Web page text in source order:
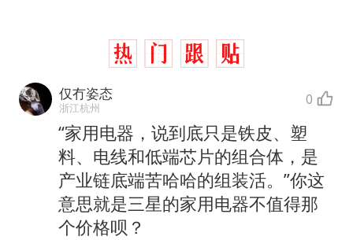
仅冇姿态
浙江杭州 0
“家用电器，说到底只是铁皮、塑
料、电线和低端芯片的组合体，是
产业链底端苦哈哈的组装活。”你这
意思就是三星的家用电器不值得那
个价格呗？